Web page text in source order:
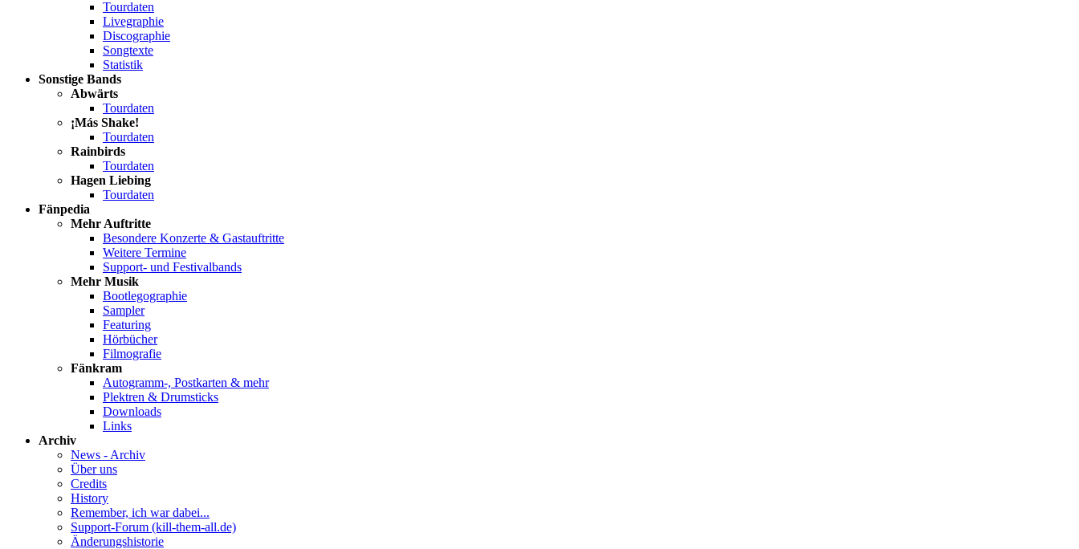
Tourdaten
Livegraphie
Discographie
Songtexte
Statistik
Sonstige Bands
Abwärts
Tourdaten
¡Más Shake!
Tourdaten
Rainbirds
Tourdaten
Hagen Liebing
Tourdaten
Fänpedia
Mehr Auftritte
Besondere Konzerte & Gastauftritte
Weitere Termine
Support- und Festivalbands
Mehr Musik
Bootlegographie
Sampler
Featuring
Hörbücher
Filmografie
Fänkram
Autogramm-, Postkarten & mehr
Plektren & Drumsticks
Downloads
Links
Archiv
News - Archiv
Über uns
Credits
History
Remember, ich war dabei...
Support-Forum (kill-them-all.de)
Änderungshistorie